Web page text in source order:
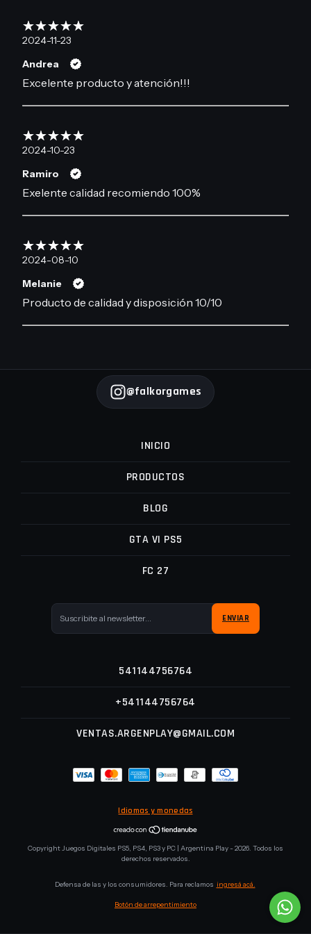
2024-11-23
Andrea
Excelente producto y atención!!!
2024-10-23
Ramiro
Exelente calidad recomiendo 100%
2024-08-10
Melanie
Producto de calidad y disposición 10/10
@falkorgames
INICIO
PRODUCTOS
BLOG
GTA VI PS5
FC 27
541144756764
+541144756764
VENTAS.ARGENPLAY@GMAIL.COM
Idiomas y monedas
Copyright Juegos Digitales PS5, PS4, PS3 y PC | Argentina Play - 2026. Todos los
derechos reservados.
Defensa de las y los consumidores. Para reclamos ingresá acá.
Botón de arrepentimiento